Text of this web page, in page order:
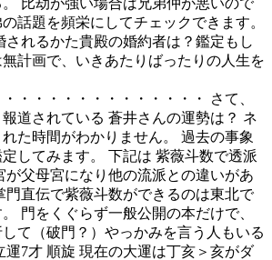
話題を頻栄にしてチェックできます。
されるかた貴殿の婚約者は？鑑定もし
計画で、いきあたりばったりの人生を
・・・・・・・・・・・・・ さて、
道されている 蒼井さんの運勢は？ ネ
た時間がわかりません。 過去の事象
してみます。 下記は 紫薇斗数で透派
が父母宮になり他の流派との違いがあ
門直伝で紫薇斗数ができるのは東北で
門をくぐらず一般公開の本だけで、
て（破門？）やっかみを言う人もいる
運7才 順旋 現在の大運は丁亥＞亥がダ